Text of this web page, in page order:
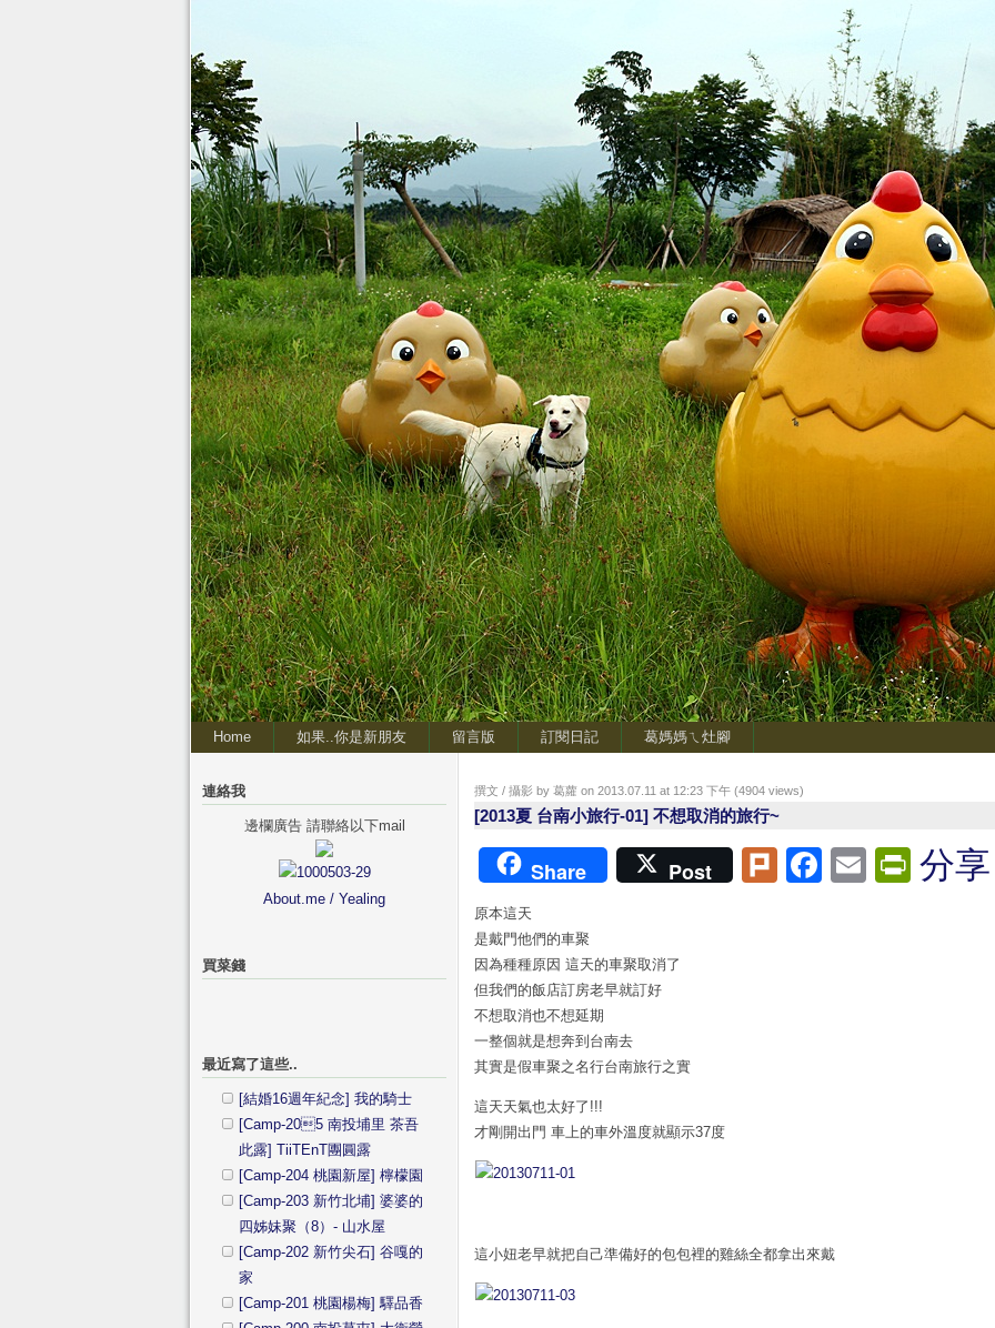
Home 如果..你是新朋友 留言版 訂閱日記 葛媽媽ㄟ灶腳
撰文 / 攝影 by 葛蘿 on 2013.07.11 at 12:23 下午 (4904 views)
[2013夏 台南小旅行-01] 不想取消的旅行~
Share Post PlurkFacebook
Email分享
原本這天
是戴門他們的車聚
因為種種原因 這天的車聚取消了
但我們的飯店訂房老早就訂好
不想取消也不想延期
一整個就是想奔到台南去
其實是假車聚之名行台南旅行之實
這天天氣也太好了!!!
才剛開出門 車上的車外溫度就顯示37度
這小妞老早就把自己準備好的包包裡的雞絲全都拿出來戴
連絡我
邊欄廣告 請聯絡以下mail
About.me / Yealing
買菜錢
最近寫了這些..
[結婚16週年紀念] 我的騎士
[Camp-205 南投埔里 茶吾
此露] TiiTEnT團圓露
[Camp-204 桃園新屋] 檸檬園
[Camp-203 新竹北埔] 婆婆的
四姊妹聚（8）- 山水屋
[Camp-202 新竹尖石] 谷嘎的
家
[Camp-201 桃園楊梅] 驛品香